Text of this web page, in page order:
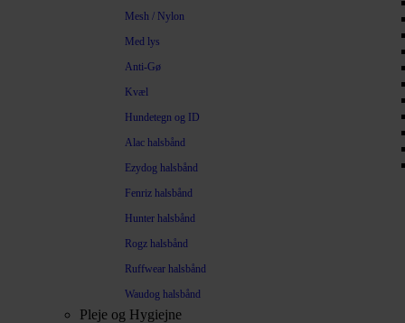
Mesh / Nylon
Med lys
Anti-Gø
Kvæl
Hundetegn og ID
Alac halsbånd
Ezydog halsbånd
Fenriz halsbånd
Hunter halsbånd
Rogz halsbånd
Ruffwear halsbånd
Waudog halsbånd
Pleje og Hygiejne